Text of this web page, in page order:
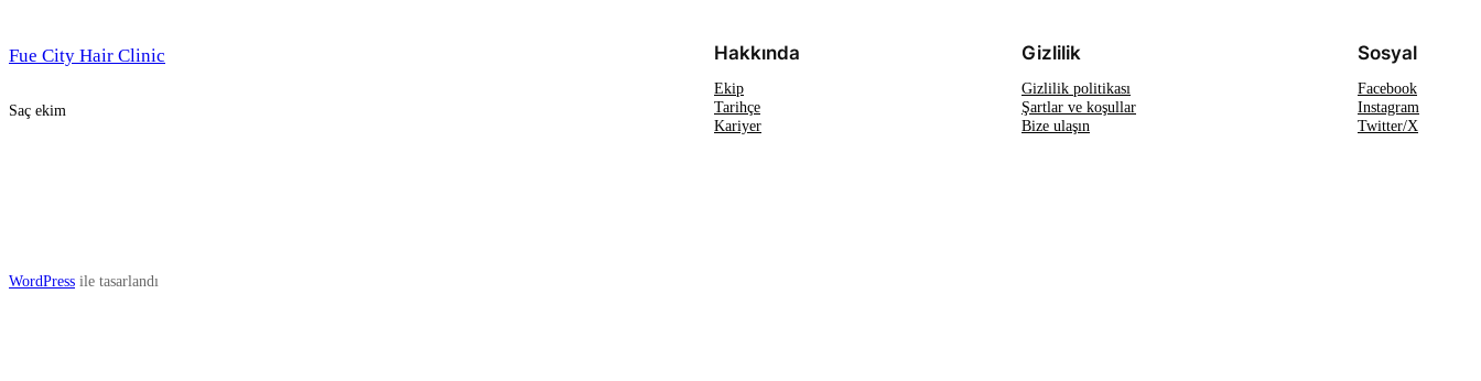
Fue City Hair Clinic
Saç ekim
Hakkında
Ekip
Tarihçe
Kariyer
Gizlilik
Gizlilik politikası
Şartlar ve koşullar
Bize ulaşın
Sosyal
Facebook
Instagram
Twitter/X
WordPress ile tasarlandı